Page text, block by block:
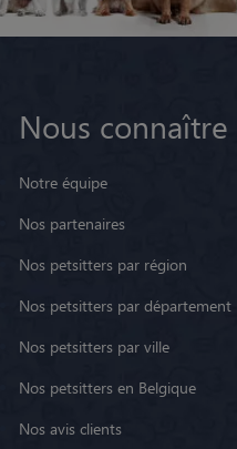
Nous connaître
Notre équipe
Nos partenaires
Nos petsitters par région
Nos petsitters par département
Nos petsitters par ville
Nos petsitters en Belgique
Nos avis clients